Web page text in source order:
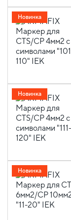
Новинка
Новинка
Новинка